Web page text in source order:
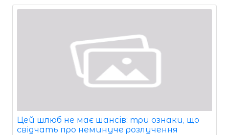
Цей шлюб не має шансів: три ознаки, що
свідчать про неминуче розлучення